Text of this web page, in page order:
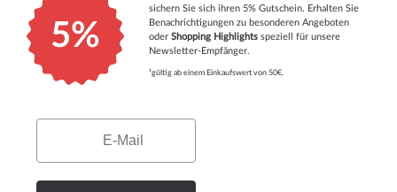
5%
sichern Sie sich ihren 5% Gutschein. Erhalten Sie
Benachrichtigungen zu besonderen Angeboten
oder Shopping Highlights speziell für unsere
Newsletter-Empfänger.
¹gültig ab einem Einkaufswert von 50€.
Email